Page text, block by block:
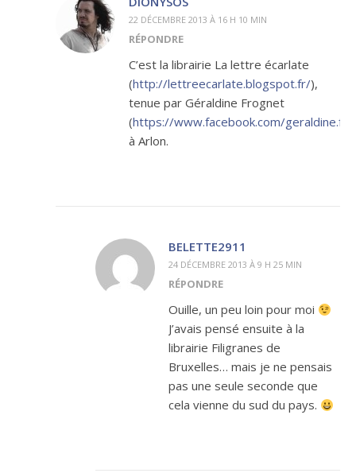
22 DÉCEMBRE 2013 À 16 H 10 MIN
RÉPONDRE
C’est la librairie La lettre écarlate
(http://lettreecarlate.blogspot.fr/),
tenue par Géraldine Frognet
(https://www.facebook.com/
à Arlon.
BELETTE2911
24 DÉCEMBRE 2013 À 9 H 25 MIN
RÉPONDRE
Ouille, un peu loin pour moi
J’avais pensé ensuite à la
librairie Filigranes de
Bruxelles… mais je ne pensais
pas une seule seconde que
cela vienne du sud du pays.